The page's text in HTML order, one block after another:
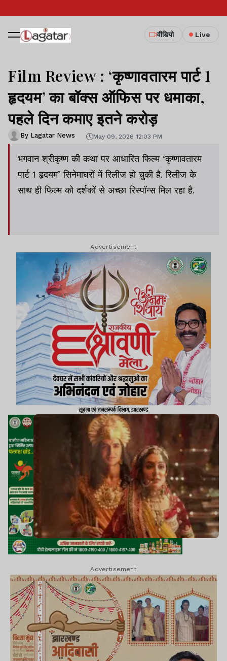
वीडियो Live
Film Review : ‘कृष्णावतारम पार्ट 1
हृदयम’ का बॉक्स ऑफिस पर धमाका,
पहले दिन कमाए इतने करोड़
By Lagatar News May 09, 2026 12:03 PM
भगवान श्रीकृष्ण की कथा पर आधारित फिल्म ‘कृष्णावतारम
पार्ट 1 हृदयम’ सिनेमाघरों में रिलीज हो चुकी है. रिलीज के
साथ ही फिल्म को दर्शकों से अच्छा रिस्पॉन्स मिल रहा है.
Advertisement
Advertisement